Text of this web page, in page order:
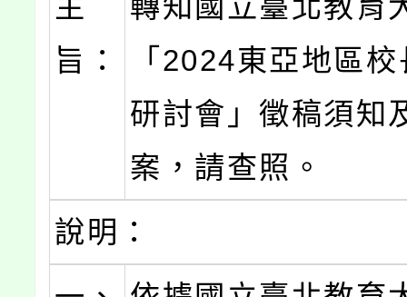
主
旨：
轉知國立臺北教育
「2024東亞地區
研討會」徵稿須知
案，請查照。
說明：